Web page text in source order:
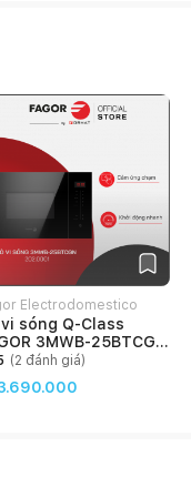
Electrodomestico
sóng Q-Class
3MWB-25BTCGN
(2 đánh giá)